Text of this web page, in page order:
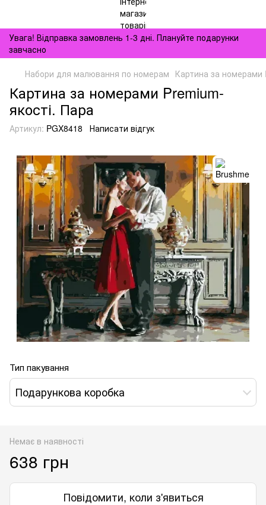
Увага! Відправка замовлень 1-3 дні. Плануйте подарунки
завчасно
Набори для малювання по номерам Картина за номерами
Картина за номерами Premium-
якості. Пара
Артикул: PGX8418 Написати відгук
Тип пакування
Подарункова коробка
Немає в наявності
638 грн
Повідомити, коли з'явиться